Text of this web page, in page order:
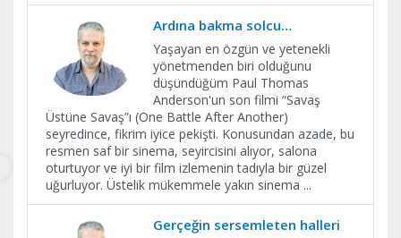
Ardına bakma solcu…
Yaşayan en özgün ve yetenekli
yönetmenden biri olduğunu
düşündüğüm Paul Thomas
Anderson'un son filmi “Savaş
Üstüne Savaş”ı (One Battle After Another)
seyredince, fikrim iyice pekişti. Konusundan azade, bu
resmen saf bir sinema, seyircisini alıyor, salona
oturtuyor ve iyi bir film izlemenin tadıyla bir güzel
uğurluyor. Üstelik mükemmele yakın sinema ...
Gerçeğin sersemleten halleri